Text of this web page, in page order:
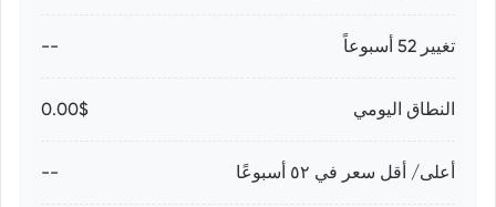
تغيير 52 أسبوعاً --
النطاق اليومي 0.00$
أعلى/ أقل سعر في ٥٢ أسبوعًا --